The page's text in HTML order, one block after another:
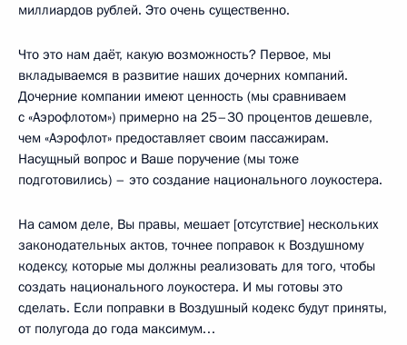
миллиардов рублей. Это очень существенно.
Что это нам даёт, какую возможность? Первое, мы
вкладываемся в развитие наших дочерних компаний.
Дочерние компании имеют ценность (мы сравниваем
с «Аэрофлотом») примерно на 25–30 процентов дешевле,
чем «Аэрофлот» предоставляет своим пассажирам.
Насущный вопрос и Ваше поручение (мы тоже
подготовились) – это создание национального лоукостера.
На самом деле, Вы правы, мешает [отсутствие] нескольких
законодательных актов, точнее поправок к Воздушному
кодексу, которые мы должны реализовать для того, чтобы
создать национального лоукостера. И мы готовы это
сделать. Если поправки в Воздушный кодекс будут приняты,
от полугода до года максимум…